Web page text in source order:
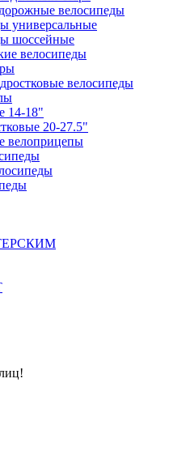
велосипеды
универсальные
шоссейные
велосипеды
велосипеды
14-18"
20-27.5"
велоприцепы